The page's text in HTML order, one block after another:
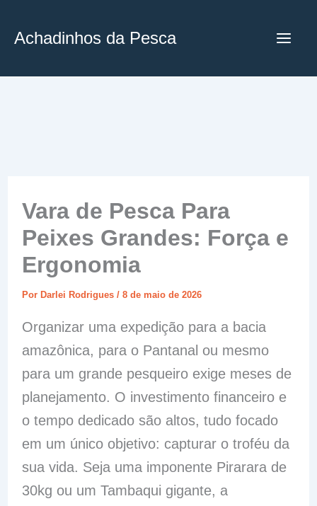
para
conteúdo
Achadinhos da Pesca
Vara de Pesca Para
Peixes Grandes: Força e
Ergonomia
Por Darlei Rodrigues / 8 de maio de 2026
Organizar uma expedição para a bacia
amazônica, para o Pantanal ou mesmo
para um grande pesqueiro exige meses de
planejamento. O investimento financeiro e
o tempo dedicado são altos, tudo focado
em um único objetivo: capturar o troféu da
sua vida. Seja uma imponente Pirarara de
30kg ou um Tambaqui gigante, a